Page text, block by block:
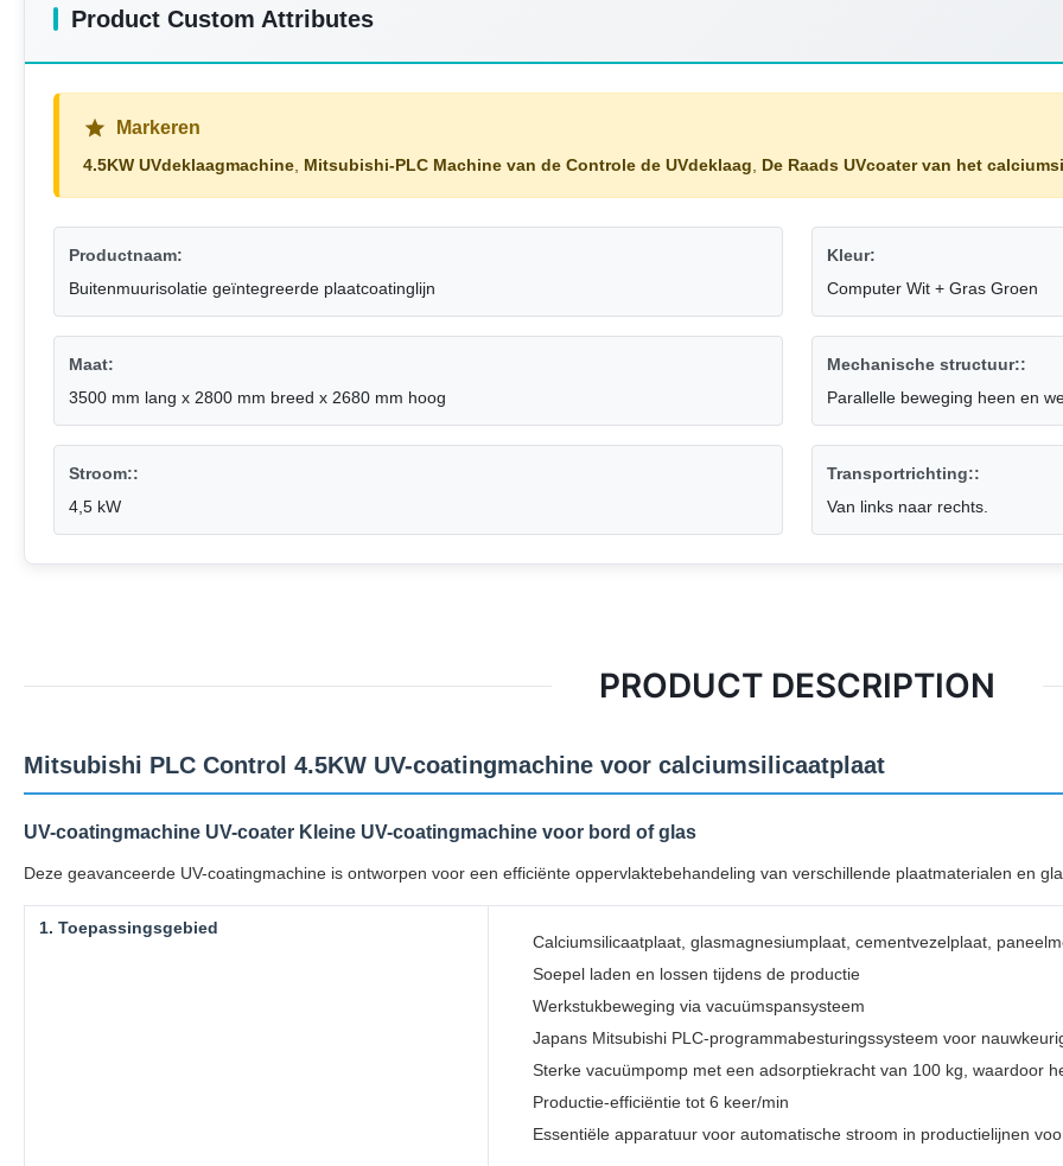
Product Custom Attributes
Markeren
4.5KW UVdeklaagmachine Mitsubishi-PLC Machine van de Controle de UVdeklaag De Raads UVcoater van het
Productnaam:
Buitenmuurisolatie geïntegreerde plaatcoatinglijn
Kleur:
Computer Wit + Gras Groen
Maat:
3500 mm lang x 2800 mm breed x 2680 mm hoog
Mechanische structuur::
Parallelle beweging heen en
Stroom::
4,5 kW
Transportrichting::
Van links naar rechts.
PRODUCT DESCRIPTION
Mitsubishi PLC Control 4.5KW UV-coatingmachine voor calciumsilicaatplaat
UV-coatingmachine UV-coater Kleine UV-coatingmachine voor bord of glas
Deze geavanceerde UV-coatingmachine is ontworpen voor een efficiënte oppervlaktebehandeling van verschillende plaatmaterialen en
1. Toepassingsgebied
Calciumsilicaatplaat, glasmagnesiumplaat, cementvezelplaat,
Soepel laden en lossen tijdens de productie
Werkstukbeweging via vacuümspansysteem
Japans Mitsubishi PLC-programmabesturingssysteem voor
Sterke vacuümpomp met een adsorptiekracht van 100 kg, waardoor
Productie-efficiëntie tot 6 keer/min
Essentiële apparatuur voor automatische stroom in productielijnen